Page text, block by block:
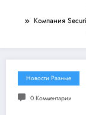
Компания
Новости Разные
0 Комментарии